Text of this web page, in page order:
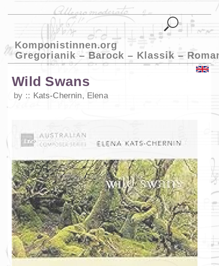
Komponistinnen.org
Gregorianik – Barock – Klassik –
Wild Swans
by Kats-Chernin, Elena